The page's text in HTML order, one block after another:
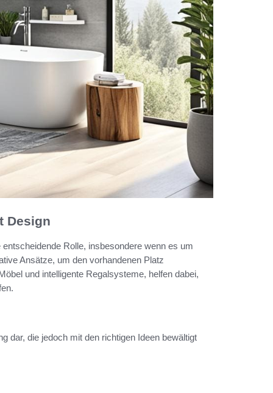
Design
Rolle, insbesondere wenn es um
Ansätze, um den vorhandenen Platz
und intelligente Regalsysteme, helfen dabei,
dar, die jedoch mit den richtigen Ideen bewältigt